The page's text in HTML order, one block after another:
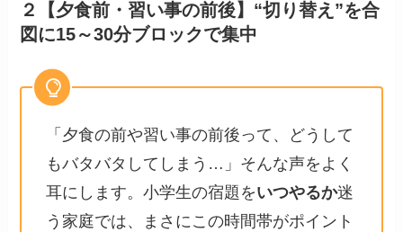
２【夕食前・習い事の前後】“切り替え”を合
図に15～30分ブロックで集中
「夕食の前や習い事の前後って、どうして
もバタバタしてしまう…」そんな声をよく
耳にします。小学生の宿題をいつやるか迷
う家庭では、まさにこの時間帯がポイント